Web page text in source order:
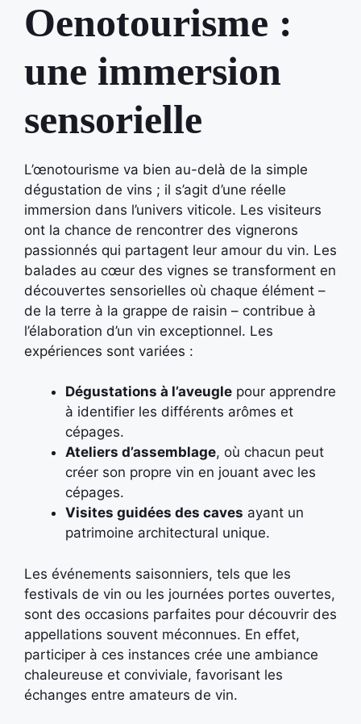
Oenotourisme :
une immersion
sensorielle
L’œnotourisme va bien au-delà de la simple
dégustation de vins ; il s’agit d’une réelle
immersion dans l’univers viticole. Les visiteurs
ont la chance de rencontrer des vignerons
passionnés qui partagent leur amour du vin. Les
balades au cœur des vignes se transforment en
découvertes sensorielles où chaque élément –
de la terre à la grappe de raisin – contribue à
l’élaboration d’un vin exceptionnel. Les
expériences sont variées :
Dégustations à l’aveugle pour apprendre
à identifier les différents arômes et
cépages.
Ateliers d’assemblage, où chacun peut
créer son propre vin en jouant avec les
cépages.
Visites guidées des caves ayant un
patrimoine architectural unique.
Les événements saisonniers, tels que les
festivals de vin ou les journées portes ouvertes,
sont des occasions parfaites pour découvrir des
appellations souvent méconnues. En effet,
participer à ces instances crée une ambiance
chaleureuse et conviviale, favorisant les
échanges entre amateurs de vin.